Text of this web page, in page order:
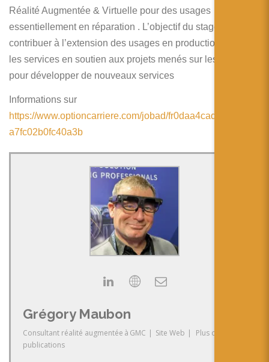
Deutsch
日本語
Réalité Augmentée & Virtuelle pour des usages
essentiellement en réparation . L’objectif du stage est de
contribuer à l’extension des usages en production et dans
les services en soutien aux projets menés sur les sites et
pour développer de nouveaux services
Informations sur
https://www.optioncarriere.com/jobad/fr0daa4cad833444f5f
a7fc02b0fc40a3b
Grégory Maubon
Consultant réalité augmentée à GMC | Site Web |
Plus de
publications